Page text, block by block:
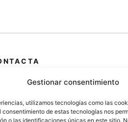
Gestionar consentimiento
utilizamos tecnologías como las
de estas tecnologías nos
o las identificaciones únicas en este sitio.
(Lérida)